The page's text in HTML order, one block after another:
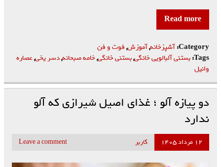
Read more
Category: آشپزخانه,آموزش,فوت و فن
Tags: بستنی آلبالویی خانگی,بستنی خانگی,خامه صبحانه,دسر یخی,عصاره
وانیل
دو پیازه آلو ؛ غذای اصیل شیرازی که آلو
ندارد
۱۲ مرداد ۱۴۰۵ کاربر Leave a comment